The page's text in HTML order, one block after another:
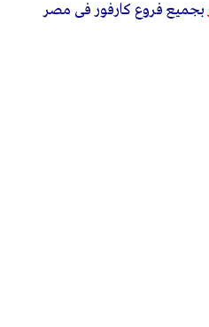
بجميع فروع كارفور فى مصر